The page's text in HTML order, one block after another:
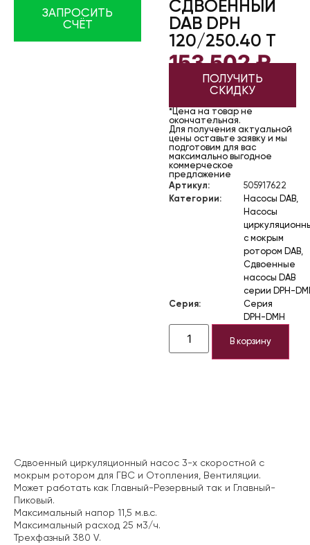
ЗАПРОСИТЬ
СЧЁТ
СДВОЕННЫЙ
DAB DPH
120/250.40 T
153 502₽
ПОЛУЧИТЬ
СКИДКУ
*Цена на товар не
окончательная.
Для получения актуальной
цены оставьте заявку и мы
подготовим для вас
максимально выгодное
коммерческое
предложение
Артикул:
505917622
Категории:
Насосы DAB,
Насосы
с мокрым
ротором DAB,
Сдвоенные
насосы DAB
серии DPH-
Серия:
Серия
DPH-DMH
В корзину
Сдвоенный циркуляционный насос 3-х скоростной с
мокрым ротором для ГВС и Отопления, Вентиляции.
Может работать как Главный-Резервный так и Главный-
Пиковый.
Максимальный напор 11,5 м.в.с.
Максимальный расход 25 м3/ч.
Трехфазный 380 V.